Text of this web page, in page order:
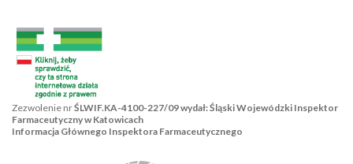
Zezwolenie nrŚLWIF.KA-4100-227/09 wydał: Śląski Wojewódzki Inspektor
Farmaceutyczny w Katowicach
Informacja Głównego Inspektora Farmaceutycznego